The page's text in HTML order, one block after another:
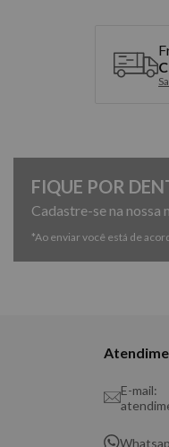
FIQUE POR
Cadastre-se na nossa
*Ao enviar você está de
E-mail: